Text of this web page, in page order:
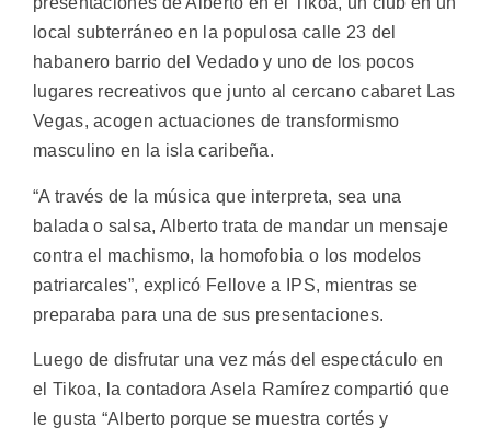
local subterráneo en la populosa calle 23 del
habanero barrio del Vedado y uno de los pocos
lugares recreativos que junto al cercano cabaret Las
Vegas, acogen actuaciones de transformismo
masculino en la isla caribeña.
“A través de la música que interpreta, sea una
balada o salsa, Alberto trata de mandar un mensaje
contra el machismo, la homofobia o los modelos
patriarcales”, explicó Fellove a IPS, mientras se
preparaba para una de sus presentaciones.
Luego de disfrutar una vez más del espectáculo en
el Tikoa, la contadora Asela Ramírez compartió que
le gusta “Alberto porque se muestra cortés y